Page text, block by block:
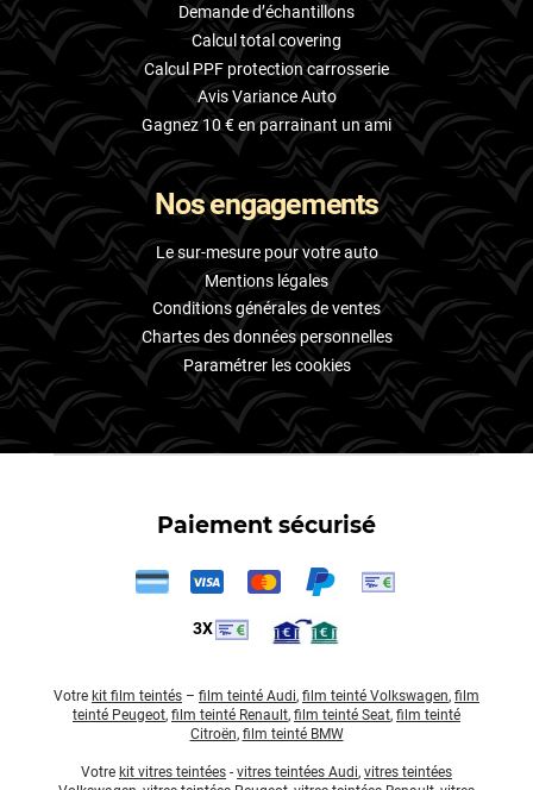
Demande d’échantillons
Calcul total covering
Calcul PPF protection carrosserie
Avis Variance Auto
Gagnez 10 € en parrainant un ami
Nos engagements
Le sur-mesure pour votre auto
Mentions légales
Conditions générales de ventes
Chartes des données personnelles
Paramétrer les cookies
Paiement sécurisé
3X
Votre kit film teintés – film teinté Audi, film teinté Volkswagen, film
teinté Peugeot, film teinté Renault, film teinté Seat, film teinté
Citroën, film teinté BMW
Votre kit vitres teintées - vitres teintées Audi, vitres teintées